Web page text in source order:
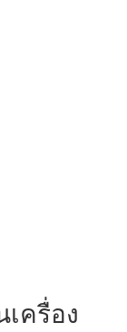
ครื่อง